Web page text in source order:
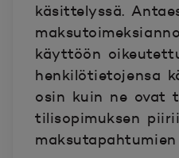
käsittelyssä.
käyttöön
henkilötietojensa
osin kuin ne ovat
tilisopimuksen